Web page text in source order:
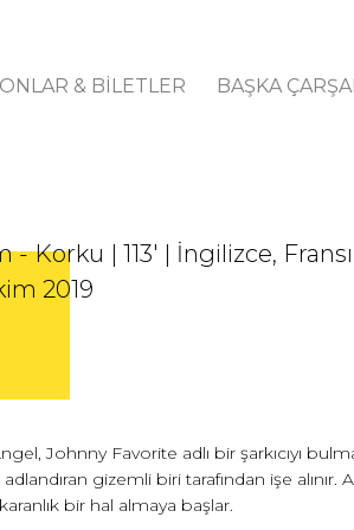
& BİLETLER BAŞKA
Korku | 113' | İngilizce,
2019
Johnny Favorite adlı bir şarkıcıyı
gizemli biri tarafından işe alınır.
bir hal almaya başlar.